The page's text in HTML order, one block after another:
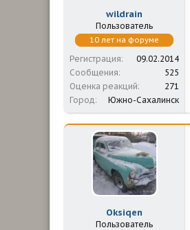
wildrain
Пользователь
10 лет на форуме
Регистрация
09.02.2014
Сообщения
525
Оценка реакций
271
Город
Южно-Сахалинск
Oksiqen
Пользователь